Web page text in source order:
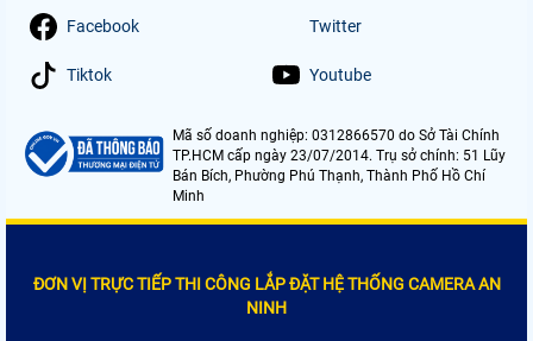
Facebook Twitter
Tiktok Youtube
Mã số doanh nghiệp: 0312866570 do Sở Tài Chính
TP.HCM cấp ngày 23/07/2014. Trụ sở chính: 51 Lũy
Bán Bích, Phường Phú Thạnh, Thành Phố Hồ Chí
Minh
ĐƠN VỊ TRỰC TIẾP THI CÔNG LẮP ĐẶT HỆ THỐNG CAMERA AN
NINH